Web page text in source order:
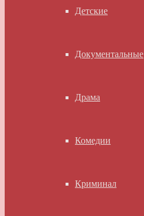
Детские
Документальные
Драма
Комедии
Криминал